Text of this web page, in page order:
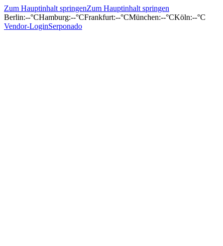
Zum Hauptinhalt springenZum Hauptinhalt springen
Berlin:--°CHamburg:--°CFrankfurt:--°CMünchen:--°CKöln:--°C
Vendor-LoginSerponado